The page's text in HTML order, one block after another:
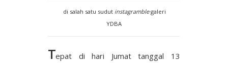
di salah satu sudut instagramblegaleri
YDBA
Tepat di hari Jumat tanggal 13